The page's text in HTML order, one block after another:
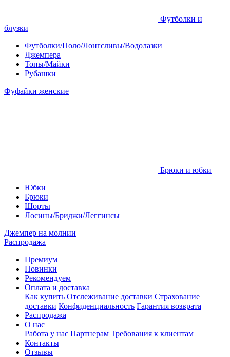
Футболки и
блузки
Футболки/Поло/Лонгсливы/Водолазки
Джемпера
Топы/Майки
Рубашки
Фуфайки женские
Брюки и юбки
Юбки
Брюки
Шорты
Лосины/Бриджи/Леггинсы
Джемпер на молнии
Распродажа
Премиум
Новинки
Рекомендуем
Оплата и доставка
Как купить Отслеживание доставки Страхование
доставки Конфиденциальность Гарантия возврата
Распродажа
О нас
Работа у нас Партнерам Требования к клиентам
Контакты
Отзывы